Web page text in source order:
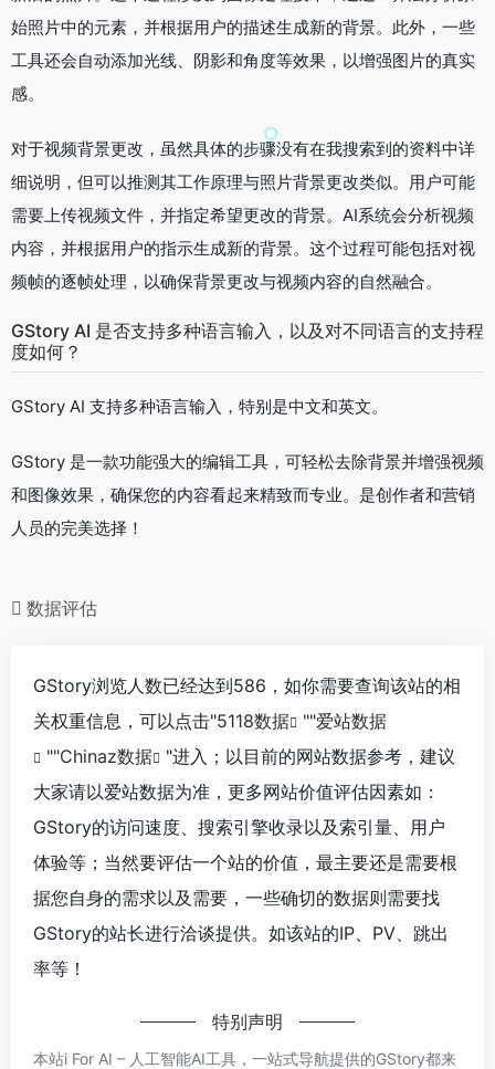
始照片中的元素，并根据用户的描述生成新的背景。此外，一些
工具还会自动添加光线、阴影和角度等效果，以增强图片的真实
感。
对于视频背景更改，虽然具体的步骤没有在我搜索到的资料中详
细说明，但可以推测其工作原理与照片背景更改类似。用户可能
需要上传视频文件，并指定希望更改的背景。AI系统会分析视频
内容，并根据用户的指示生成新的背景。这个过程可能包括对视
频帧的逐帧处理，以确保背景更改与视频内容的自然融合。
GStory AI 是否支持多种语言输入，以及对不同语言的支持程
度如何？
GStory AI 支持多种语言输入，特别是中文和英文。
GStory 是一款功能强大的编辑工具，可轻松去除背景并增强视频
和图像效果，确保您的内容看起来精致而专业。是创作者和营销
人员的完美选择！
数据评估
GStory浏览人数已经达到586，如你需要查询该站的相
关权重信息，可以点击"5118数据 ""爱站数据
""Chinaz数据
"进入；以目前的网站数据参考，建议
大家请以爱站数据为准，更多网站价值评估因素如：
GStory的访问速度、搜索引擎收录以及索引量、用户
体验等；当然要评估一个站的价值，最主要还是需要根
据您自身的需求以及需要，一些确切的数据则需要找
GStory的站长进行洽谈提供。如该站的IP、PV、跳出
率等！
特别声明
本站i For AI – 人工智能AI工具，一站式导航提供的GStory都来